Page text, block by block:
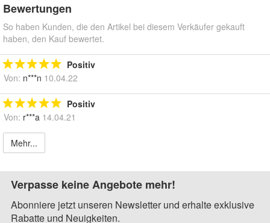
Bewertungen
So haben Kunden, die den Artikel bei diesem Verkäufer gekauft
haben, den Kauf bewertet.
Positiv
Von: n***n 10.04.22
Positiv
Von: r***a 14.04.21
Mehr...
Verpasse keine Angebote mehr!
Abonniere jetzt unseren Newsletter und erhalte exklusive
Rabatte und Neuigkeiten.